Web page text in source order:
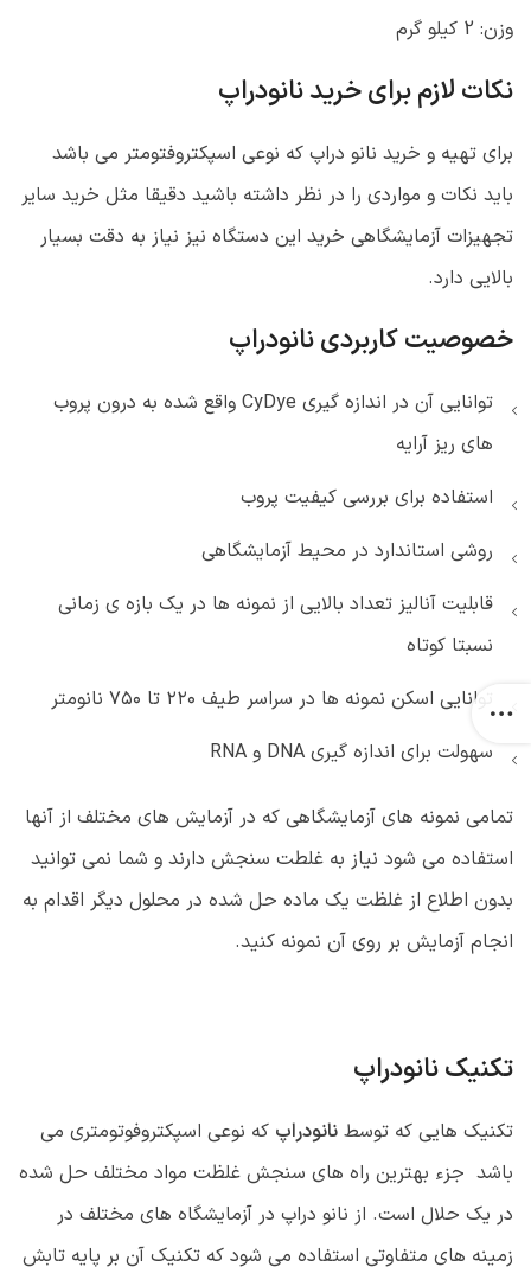
وزن: 2 کیلو گرم
نکات لازم برای خرید نانودراپ
برای تهیه و خرید نانو دراپ که نوعی اسپکتروفتومتر می باشد
باید نکات و مواردی را در نظر داشته باشید دقیقا مثل خرید سایر
تجهیزات آزمایشگاهی خرید این دستگاه نیز نیاز به دقت بسیار
بالایی دارد.
خصوصیت کاربردی نانودراپ
توانایی آن در اندازه گیری CyDye واقع شده به درون پروب
های ریز آرایه
استفاده برای بررسی کیفیت پروب
روشی استاندارد در محیط آزمایشگاهی
قابلیت آنالیز تعداد بالایی از نمونه ها در یک بازه ی زمانی
نسبتا کوتاه
توانایی اسکن نمونه ها در سراسر طیف ۲۲۰ تا ۷۵۰ نانومتر
سهولت برای اندازه گیری DNA و RNA
تمامی نمونه های آزمایشگاهی که در آزمایش های مختلف از آنها
استفاده می شود نیاز به غلطت سنجش دارند و شما نمی توانید
بدون اطلاع از غلظت یک ماده حل شده در محلول دیگر اقدام به
انجام آزمایش بر روی آن نمونه کنید.
تکنیک نانودراپ
تکنیک هایی که توسط نانودراپ که نوعی اسپکتروفوتومتری می
باشد جزء بهترین راه های سنجش غلظت مواد مختلف حل شده
در یک حلال است. از نانو دراپ در آزمایشگاه های مختلف در
زمینه های متفاوتی استفاده می شود که تکنیک آن بر پایه تابش